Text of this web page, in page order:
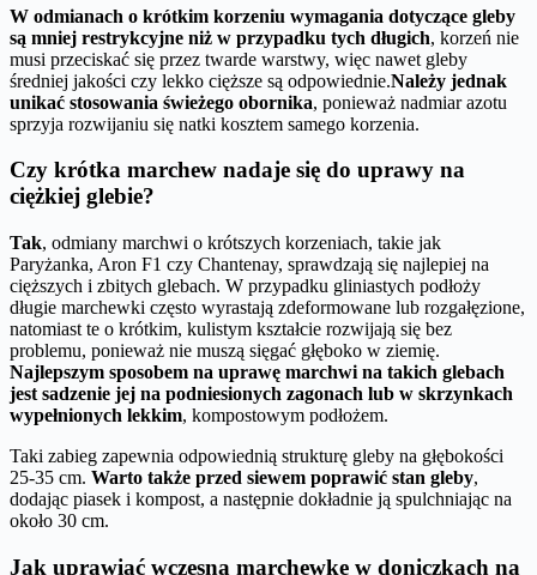
W odmianach o krótkim korzeniu wymagania dotyczące gleby
są mniej restrykcyjne niż w przypadku tych długich, korzeń nie
musi przeciskać się przez twarde warstwy, więc nawet gleby
średniej jakości czy lekko cięższe są odpowiednie.Należy jednak
unikać stosowania świeżego obornika, ponieważ nadmiar azotu
sprzyja rozwijaniu się natki kosztem samego korzenia.
Czy krótka marchew nadaje się do uprawy na
ciężkiej glebie?
Tak, odmiany marchwi o krótszych korzeniach, takie jak
Paryżanka, Aron F1 czy Chantenay, sprawdzają się najlepiej na
cięższych i zbitych glebach. W przypadku gliniastych podłoży
długie marchewki często wyrastają zdeformowane lub rozgałęzione,
natomiast te o krótkim, kulistym kształcie rozwijają się bez
problemu, ponieważ nie muszą sięgać głęboko w ziemię.
Najlepszym sposobem na uprawę marchwi na takich glebach
jest sadzenie jej na podniesionych zagonach lub w skrzynkach
wypełnionych lekkim, kompostowym podłożem.
Taki zabieg zapewnia odpowiednią strukturę gleby na głębokości
25-35 cm. Warto także przed siewem poprawić stan gleby,
dodając piasek i kompost, a następnie dokładnie ją spulchniając na
około 30 cm.
Jak uprawiać wczesną marchewkę w doniczkach na